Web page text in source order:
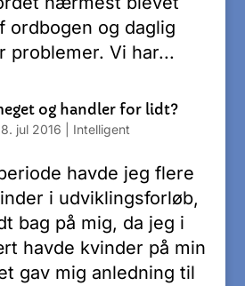
ordbogen og daglig
problemer. Vi har...
og handler for lidt?
jul 2016 Intelligent
havde jeg flere
i udviklingsforløb,
bag på mig, da jeg i
havde kvinder på min
gav mig anledning til